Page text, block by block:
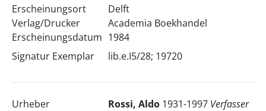
Erscheinungsort
Verlag/Drucker
Erscheinungsdatum
Delft
Academia Boekhandel
1984
Signatur Exemplar
lib.e.I5/28; 19720
Urheber Rossi, Aldo 1931-1997 Verfasser